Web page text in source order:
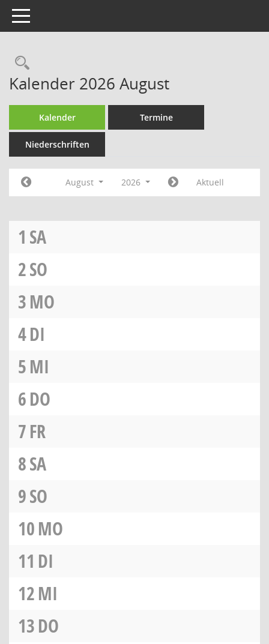
Toggle navigation
Rechercheauswahl
Kalender 2026 August
Kalender Termine
Niederschriften
August 2026 Aktuell
1 SA
2SO
3MO
4DI
5MI
6DO
7FR
8SA
9SO
10MO
11 DI
12MI
13DO